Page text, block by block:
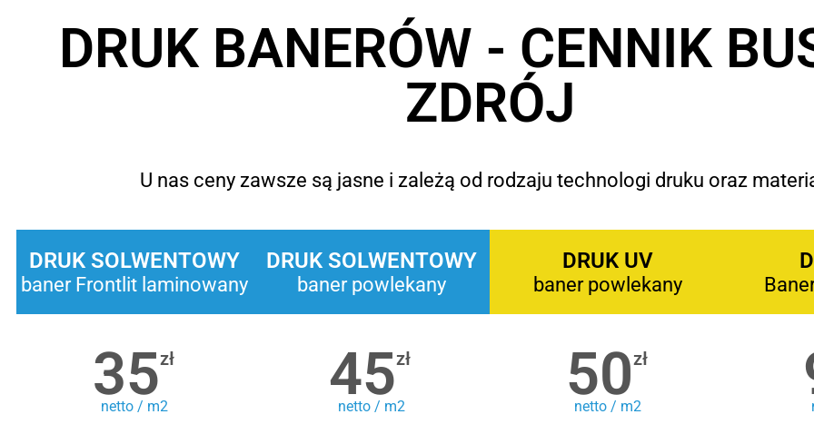
DRUK BANERÓW - CENNIK
ZDRÓJ
U nas ceny zawsze są jasne i zależą od rodzaju technologi druku oraz
DRUK SOLWENTOWY
baner Frontlit laminowany
35zł
netto / m2
DRUK SOLWENTOWY
baner powlekany
45zł
netto / m2
DRUK UV
baner powlekany
50zł
netto / m2